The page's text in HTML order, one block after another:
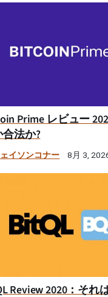
Prime レビュー
法か?
イソンコナー 8月 3,
Review 2020：それ